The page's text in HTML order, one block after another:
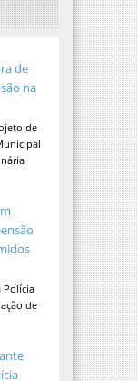
de
na
de
Polícia
de